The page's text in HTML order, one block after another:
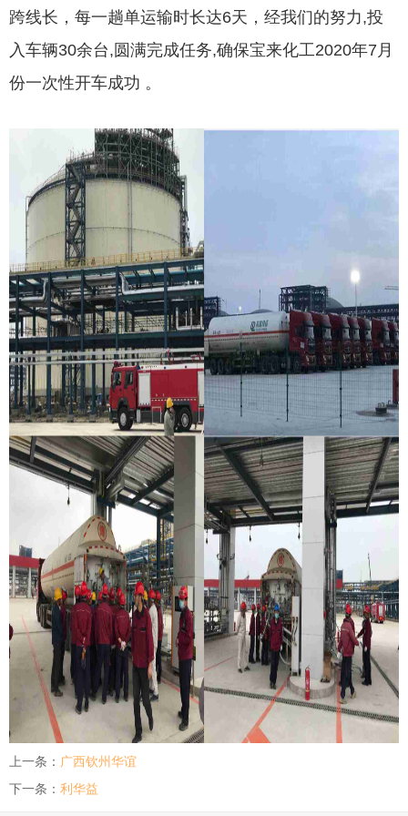
跨线长，每一趟单运输时长达6天，经我们的努力,投
入车辆30余台,圆满完成任务,确保宝来化工2020年7月
份一次性开车成功 。
上一条： 广西钦州华谊
下一条： 利华益